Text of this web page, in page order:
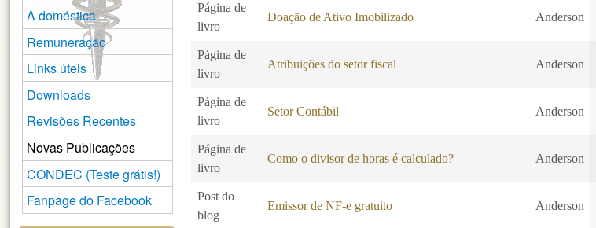
Página de
livro
Doação de Ativo Imobilizado Anderson
Página de
livro
Atribuições do setor fiscal Anderson
Página de
livro
Setor Contábil Anderson
Página de
livro
Como o divisor de horas é calculado? Anderson
Post do
blog
Emissor de NF-e gratuito Anderson
A doméstica
Remuneração
Links úteis
Downloads
Revisões Recentes
Novas Publicações
CONDEC (Teste grátis!)
Fanpage do Facebook